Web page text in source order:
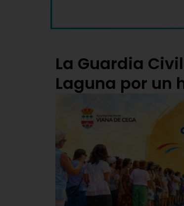
La Guardia
Laguna por un